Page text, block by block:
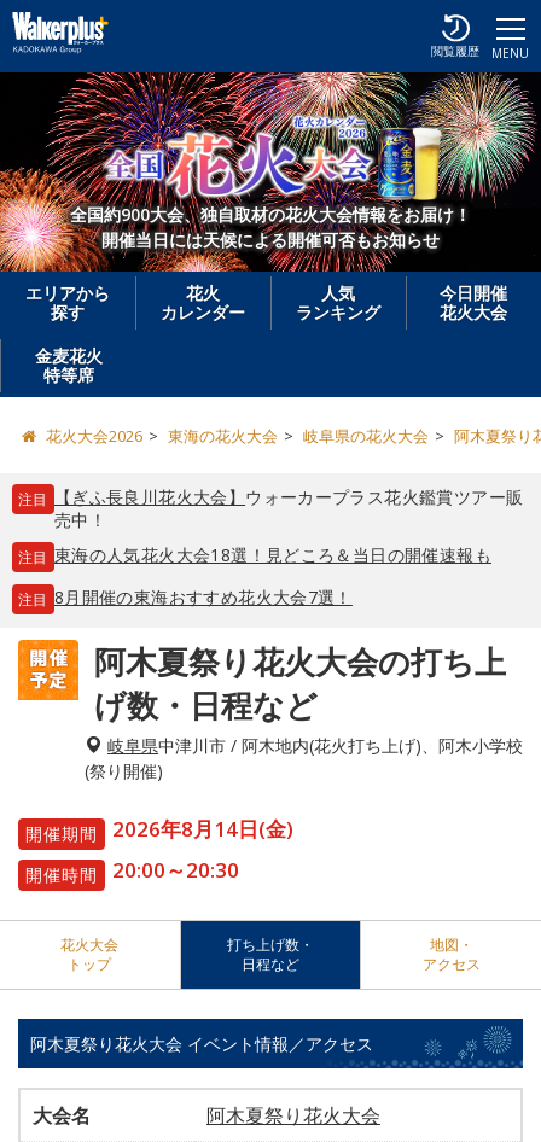
MENU
閲覧履歴
全国約900大会、独自取材の花火大会情報をお届け！
開催当日には天候による開催可否もお知らせ
エリアから
探す
花火
カレンダー
人気
ランキング
今日開催
花火大会
金麦花火
特等席
花火大会2026 東海の花火大会 岐阜県の花火大会 阿木夏祭り
注目 【ぎふ長良川花火大会】 ウォーカープラス花火鑑賞ツアー販
売中！
注目 東海の人気花火大会18選！見どころ＆当日の開催速報も
注目 8月開催の東海おすすめ花火大会7選！
阿木夏祭り花火大会の打ち上
げ数・日程など
岐阜県中津川市 / 阿木地内(花火打ち上げ)、阿木小学校
(祭り開催)
開催期間 2026年8月14日(金)
開催時間 20:00～20:30
花火大会
トップ
打ち上げ数・
日程など
地図・
アクセス
阿木夏祭り花火大会 イベント情報／アクセス
大会名
阿木夏祭り花火大会